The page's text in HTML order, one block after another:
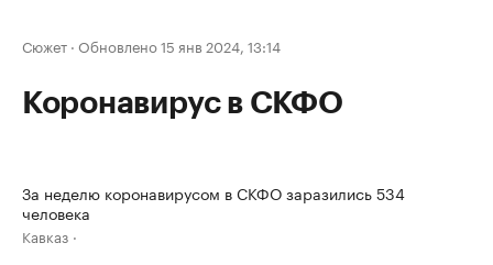
Сюжет · Обновлено 15 янв 2024, 13:14
Коронавирус в СКФО
За неделю коронавирусом в СКФО заразились 534
человека
Кавказ